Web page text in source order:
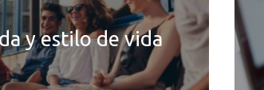
y estilo de vida